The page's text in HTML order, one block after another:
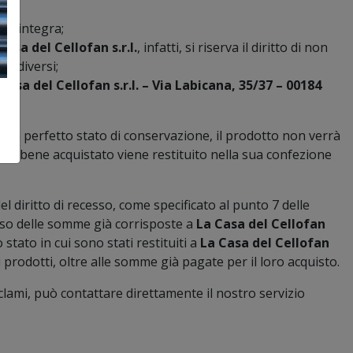
integra;
del Cellofan s.r.l., infatti, si riserva il diritto di non
diversi;
Casa del Cellofan s.r.l. – Via Labicana, 35/37 – 00184
in perfetto stato di conservazione, il prodotto non verrà
bene acquistato viene restituito nella sua confezione
diritto di recesso, come specificato al punto 7 delle
delle somme già corrisposte a La Casa del Cellofan
stato in cui sono stati restituiti a La Casa del Cellofan
oltre alle somme già pagate per il loro acquisto.
può contattare direttamente il nostro servizio